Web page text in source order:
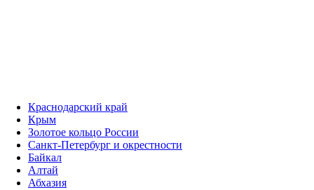
Краснодарский край
Крым
Золотое кольцо России
Санкт-Петербург и окрестности
Байкал
Алтай
Абхазия